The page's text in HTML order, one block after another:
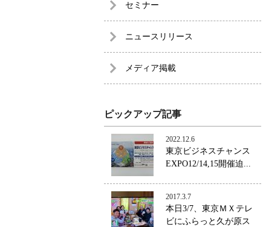
セミナー
ニュースリリース
メディア掲載
ピックアップ記事
2022.12.6
東京ビジネスチャンス
EXPO12/14,15開催迫...
2017.3.7
本日3/7、東京ＭＸテレ
ビにふらっと久が原ス